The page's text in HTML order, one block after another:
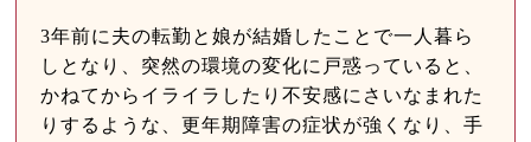
3年前に夫の転勤と娘が結婚したことで一人暮ら
しとなり、突然の環境の変化に戸惑っていると、
かねてからイライラしたり不安感にさいなまれた
りするような、更年期障害の症状が強くなり、手